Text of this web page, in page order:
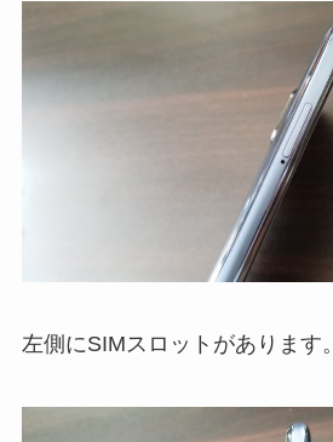
左側にSIMスロットがあります。